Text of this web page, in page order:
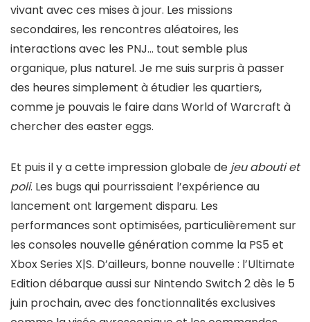
vivant avec ces mises à jour. Les missions
secondaires, les rencontres aléatoires, les
interactions avec les PNJ… tout semble plus
organique, plus naturel. Je me suis surpris à passer
des heures simplement à étudier les quartiers,
comme je pouvais le faire dans World of Warcraft à
chercher des easter eggs.
Et puis il y a cette impression globale de jeu abouti et
poli. Les bugs qui pourrissaient l’expérience au
lancement ont largement disparu. Les
performances sont optimisées, particulièrement sur
les consoles nouvelle génération comme la PS5 et
Xbox Series X|S. D’ailleurs, bonne nouvelle : l’Ultimate
Edition débarque aussi sur Nintendo Switch 2 dès le 5
juin prochain, avec des fonctionnalités exclusives